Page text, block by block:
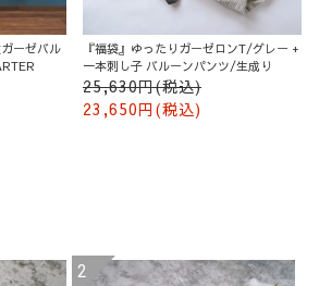
ーゼバル
『福袋』ゆったりガーゼロンT/グレー +
一本刺し子 バルーンパンツ/生成り
25,630円(税込)
23,650円(税込)